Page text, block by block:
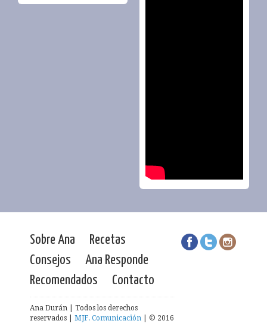
Sobre Ana
Recetas
Consejos
Ana Responde
Recomendados
Contacto
Ana Durán | Todos los derechos
reservados | MJF. Comunicación | © 2016